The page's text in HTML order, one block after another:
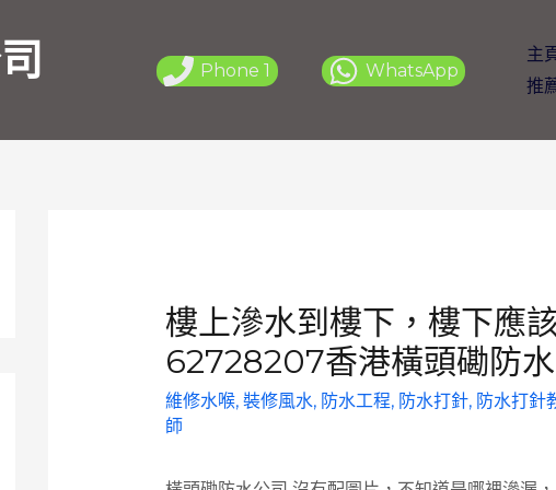
Phone 1 WhatsApp
主
推
樓上滲水到樓下，樓下應
62728207香港橫頭磡防
維修水喉, 裝修風水, 防水工程, 防水打針, 防水打針
師